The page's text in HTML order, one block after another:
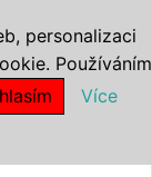
personalizaci
Používáním
Více